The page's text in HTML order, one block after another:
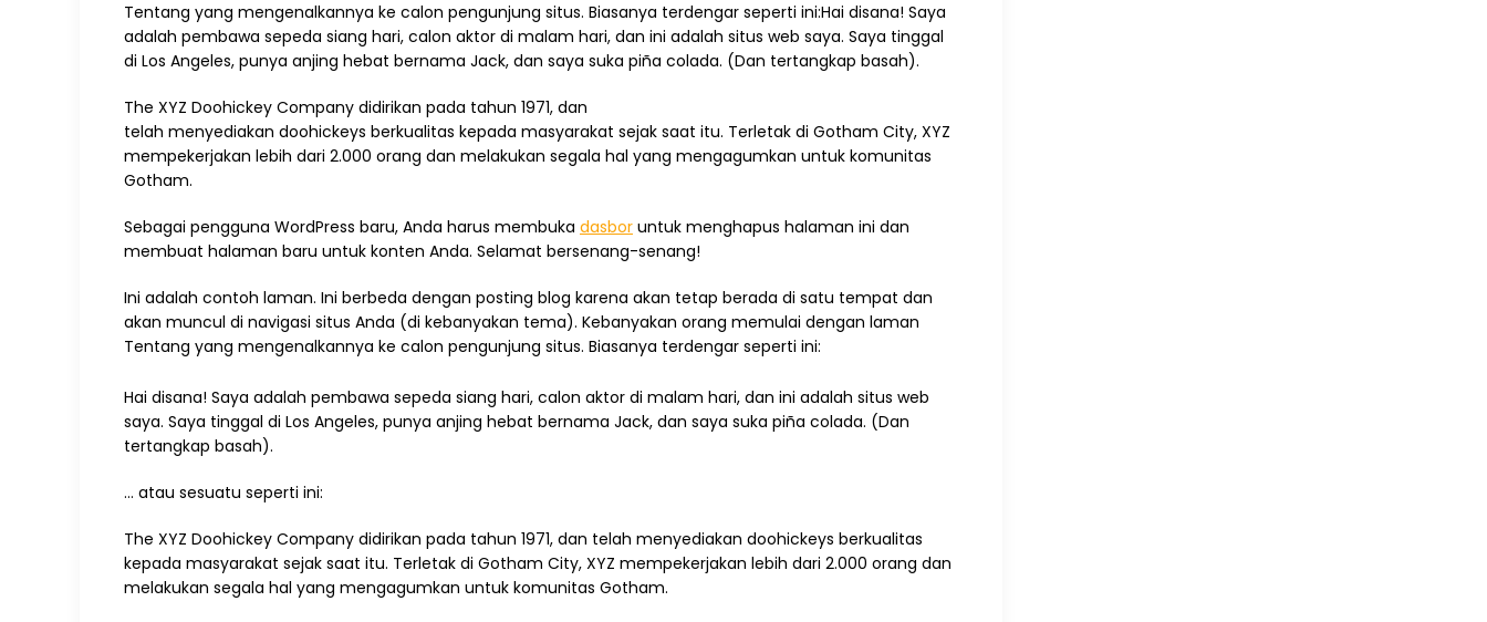
Tentang yang mengenalkannya ke calon pengunjung situs. Biasanya terdengar seperti ini:Hai disana! Saya
adalah pembawa sepeda siang hari, calon aktor di malam hari, dan ini adalah situs web saya. Saya tinggal
di Los Angeles, punya anjing hebat bernama Jack, dan saya suka piña colada. (Dan tertangkap basah).
The XYZ Doohickey Company didirikan pada tahun 1971, dan
telah menyediakan doohickeys berkualitas kepada masyarakat sejak saat itu. Terletak di Gotham City, XYZ
mempekerjakan lebih dari 2.000 orang dan melakukan segala hal yang mengagumkan untuk komunitas
Gotham.
Sebagai pengguna WordPress baru, Anda harus membuka dasbor untuk menghapus halaman ini dan
membuat halaman baru untuk konten Anda. Selamat bersenang-senang!
Ini adalah contoh laman. Ini berbeda dengan posting blog karena akan tetap berada di satu tempat dan
akan muncul di navigasi situs Anda (di kebanyakan tema). Kebanyakan orang memulai dengan laman
Tentang yang mengenalkannya ke calon pengunjung situs. Biasanya terdengar seperti ini:
Hai disana! Saya adalah pembawa sepeda siang hari, calon aktor di malam hari, dan ini adalah situs web
saya. Saya tinggal di Los Angeles, punya anjing hebat bernama Jack, dan saya suka piña colada. (Dan
tertangkap basah).
… atau sesuatu seperti ini:
The XYZ Doohickey Company didirikan pada tahun 1971, dan telah menyediakan doohickeys berkualitas
kepada masyarakat sejak saat itu. Terletak di Gotham City, XYZ mempekerjakan lebih dari 2.000 orang dan
melakukan segala hal yang mengagumkan untuk komunitas Gotham.